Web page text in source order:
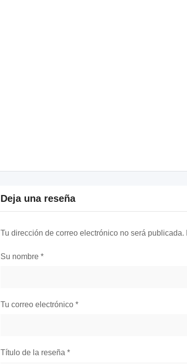
Deja una reseña
Tu dirección de correo electrónico no será publicada.
Su nombre *
Tu correo electrónico *
Título de la reseña *